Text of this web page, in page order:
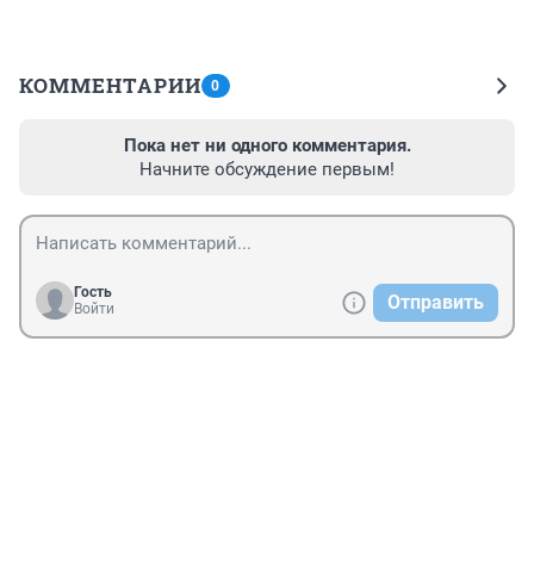
КОММЕНТАРИИ 0
Пока нет ни одного комментария.
Начните обсуждение первым!
Гость
Войти
Отправить